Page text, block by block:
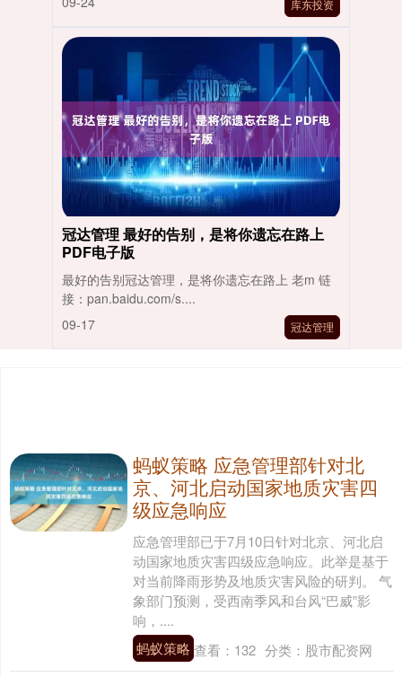
库东投资
冠达管理 最好的告别，是将你遗忘在路上
PDF电子版
最好的告别冠达管理，是将你遗忘在路上 老m 链
接：pan.baidu.com/s....
09-17
冠达管理
蚂蚁策略 应急管理部针对北
京、河北启动国家地质灾害四
级应急响应
应急管理部已于7月10日针对北京、河北启
动国家地质灾害四级应急响应。此举是基于
对当前降雨形势及地质灾害风险的研判。 气
象部门预测，受西南季风和台风“巴威”影
响，....
蚂蚁策略 查看： 132 分类： 股市配资网